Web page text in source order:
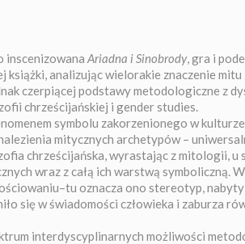
inscenizowanaAriadna i Sinobrody, gra i
analizując wielorakie znaczenie mitu
czerpiącej podstawy metodologiczne z
chrześcijańskiej i gender studies.
symbolu zakorzenionego w
mitycznych archetypów –
chrześcijańska, wyrastając z mitologii, u
wraz z całą ich warstwą symboliczną.
oznacza ono stereotyp,
się w świadomości człowieka i zaburza
interdyscyplinarnych możliwości